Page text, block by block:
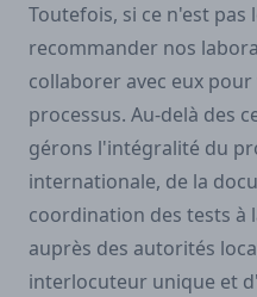
Toutefois, si ce n'est pas
recommander nos
collaborer avec eux
processus. Au-delà des
gérons l'intégralité du
internationale, de la
coordination des tests à
auprès des autorités
interlocuteur unique et